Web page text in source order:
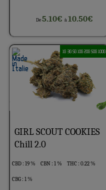
De5.10€à10.50€
1G 3G 5G 10G 20G 50G 100G
GIRL SCOUT COOKIES
Chill 2.0
CBD : 19 % CBN : 1 % THC : 0.22 %
CBG : 1 %